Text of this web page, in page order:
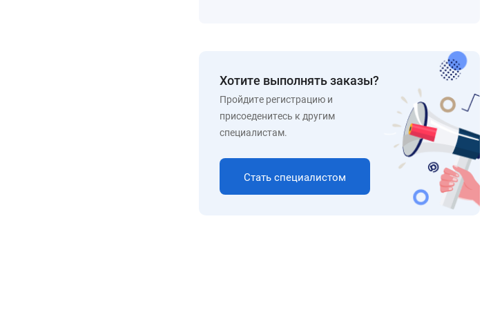
Хотите выполнять заказы?
Пройдите регистрацию и
присоеденитесь к другим
специалистам.
Стать специалистом